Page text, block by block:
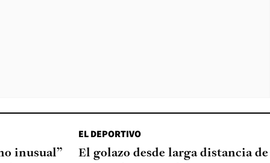
inusual”
EL DEPORTIVO
El golazo desde larga distancia de